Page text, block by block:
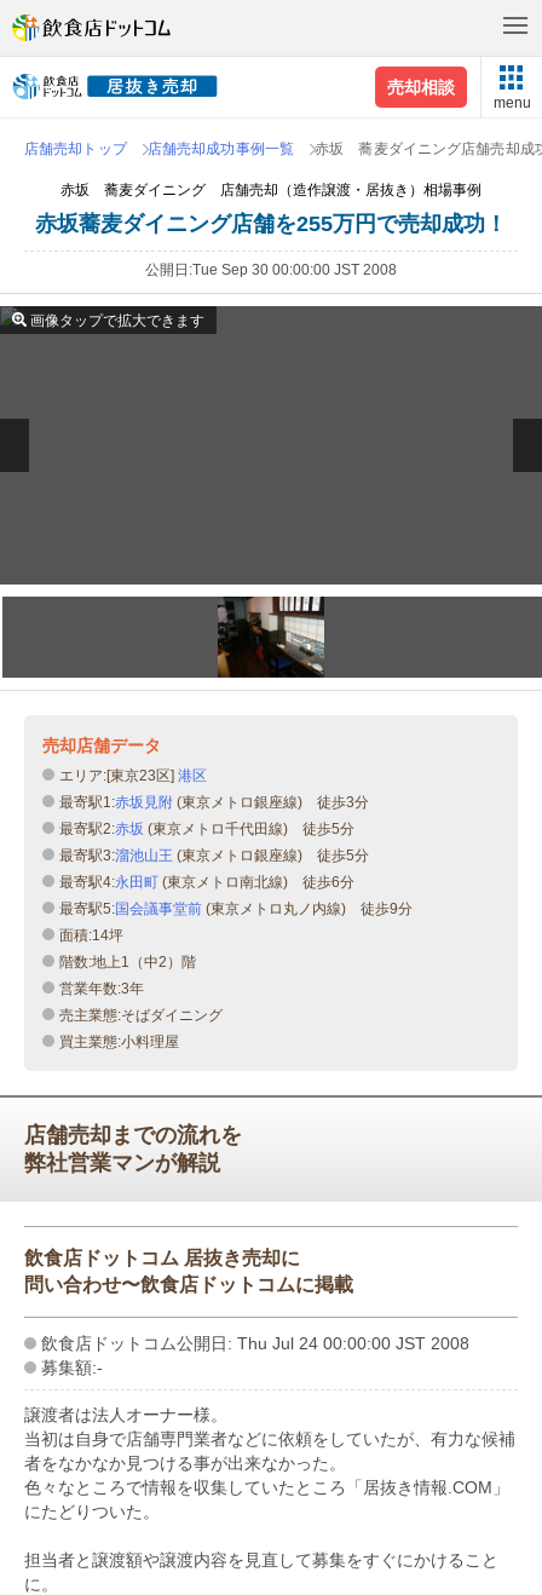
売却相談
menu
店舗売却トップ 店舗売却成功事例一覧 赤坂 蕎麦ダイニング店舗売却成
赤坂 蕎麦ダイニング 店舗売却（造作譲渡・居抜き）相場事例
赤坂蕎麦ダイニング店舗を255万円で売却成功！
公開日 Tue Sep 30 00:00:00 JST 2008
画像タップで拡大できます
売却店舗データ
エリア:[東京23区] 港区
最寄駅1:赤坂見附 (東京メトロ銀座線) 徒歩3分
最寄駅2:赤坂 (東京メトロ千代田線) 徒歩5分
最寄駅3:溜池山王 (東京メトロ銀座線) 徒歩5分
最寄駅4:永田町 (東京メトロ南北線) 徒歩6分
最寄駅5:国会議事堂前 (東京メトロ丸ノ内線) 徒歩9分
面積:14坪
階数:地上1（中2）階
営業年数:3年
売主業態:そばダイニング
買主業態:小料理屋
店舗売却までの流れを
弊社営業マンが解説
飲食店ドットコム 居抜き売却に
問い合わせ〜飲食店ドットコムに掲載
飲食店ドットコム公開日: Thu Jul 24 00:00:00 JST 2008
募集額:-
譲渡者は法人オーナー様。
当初は自身で店舗専門業者などに依頼をしていたが、有力な候補
者をなかなか見つける事が出来なかった。
色々なところで情報を収集していたところ「居抜き情報.COM」
にたどりついた。
担当者と譲渡額や譲渡内容を見直して募集をすぐにかけること
に。